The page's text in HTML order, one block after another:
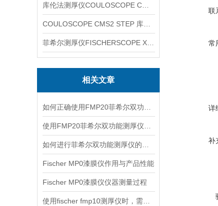
相关文章
Fischer MP0漆膜仪作用与产品性能
Fischer MP0漆膜仪仪器测量过程
联
常
详
补